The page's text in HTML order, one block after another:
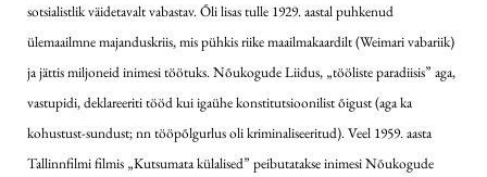
sotsialistlik väidetavalt vabastav. Õli lisas tulle 1929. aastal puhkenud
ülemaailmne majanduskriis, mis pühkis riike maailmakaardilt (Weimari vabariik)
ja jättis miljoneid inimesi töötuks. Nõukogude Liidus, „tööliste paradiisis” aga,
vastupidi, deklareeriti tööd kui igaühe konstitutsioonilist õigust (aga ka
kohustust-sundust; nn tööpõlgurlus oli kriminaliseeritud). Veel 1959. aasta
Tallinnfilmi filmis „Kutsumata külalised” peibutatakse inimesi Nõukogude